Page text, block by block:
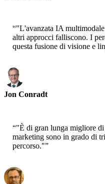
“"L'avanzata IA
altri approcci falliscono. I
questa fusione di visione e
Jon Conradt
“"È di gran lunga migliore
marketing sono in grado di
percorso."”